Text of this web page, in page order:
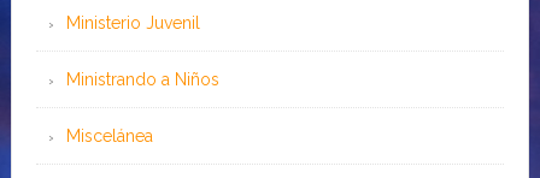
Ministerio Juvenil
Ministrando a Niños
Miscelánea